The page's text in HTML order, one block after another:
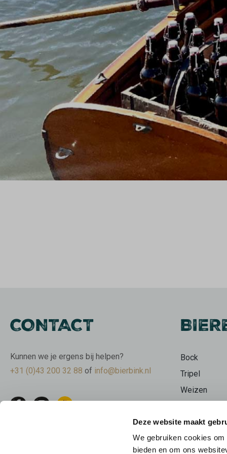
Deze website maakt
We gebruiken cookies
bieden en om ons
CONTACT
Kunnen we je ergens bij helpen?
+31 (0)43 200 32 88 of info@bierbink.nl
Bock
Tripel
Weizen
Stout